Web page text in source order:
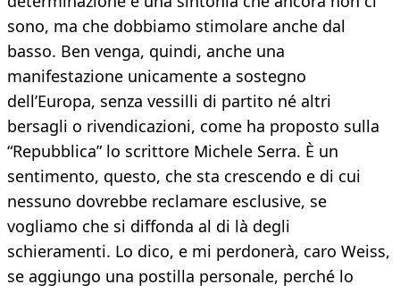
sono, ma che dobbiamo stimolare anche dal
basso. Ben venga, quindi, anche una
manifestazione unicamente a sostegno
dell’Europa, senza vessilli di partito né altri
bersagli o rivendicazioni, come ha proposto sulla
“Repubblica” lo scrittore Michele Serra. È un
sentimento, questo, che sta crescendo e di cui
nessuno dovrebbe reclamare esclusive, se
vogliamo che si diffonda al di là degli
schieramenti. Lo dico, e mi perdonerà, caro Weiss,
se aggiungo una postilla personale, perché lo